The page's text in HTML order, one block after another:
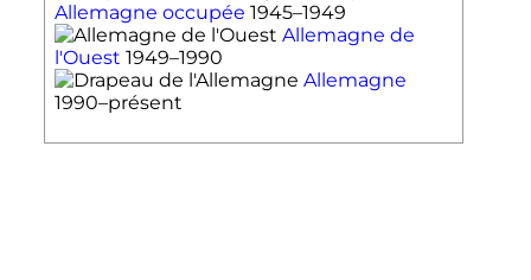
Allemagne occupée 1945–1949
Allemagne de
l'Ouest 1949–1990
Allemagne
1990–présent